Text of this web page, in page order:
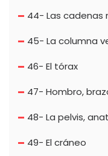
44- Las cadenas
45- La columna
46- El tórax
47- Hombro,
48- La pelvis,
49- El cráneo